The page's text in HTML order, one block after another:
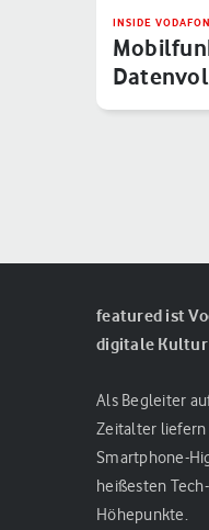
INSIDE
zum
featured ist
digitale Kultur
Als Begleiter
Zeitalter liefern
Smartphone-
heißesten
Höhepunkte.